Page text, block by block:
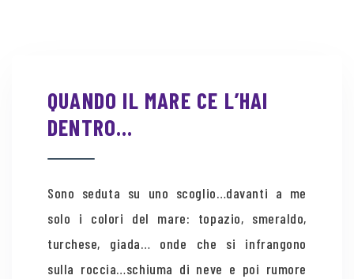
QUANDO IL MARE CE L’HAI
DENTRO…
Sono seduta su uno scoglio…davanti a me
solo i colori del mare: topazio, smeraldo,
turchese, giada… onde che si infrangono
sulla roccia…schiuma di neve e poi rumore